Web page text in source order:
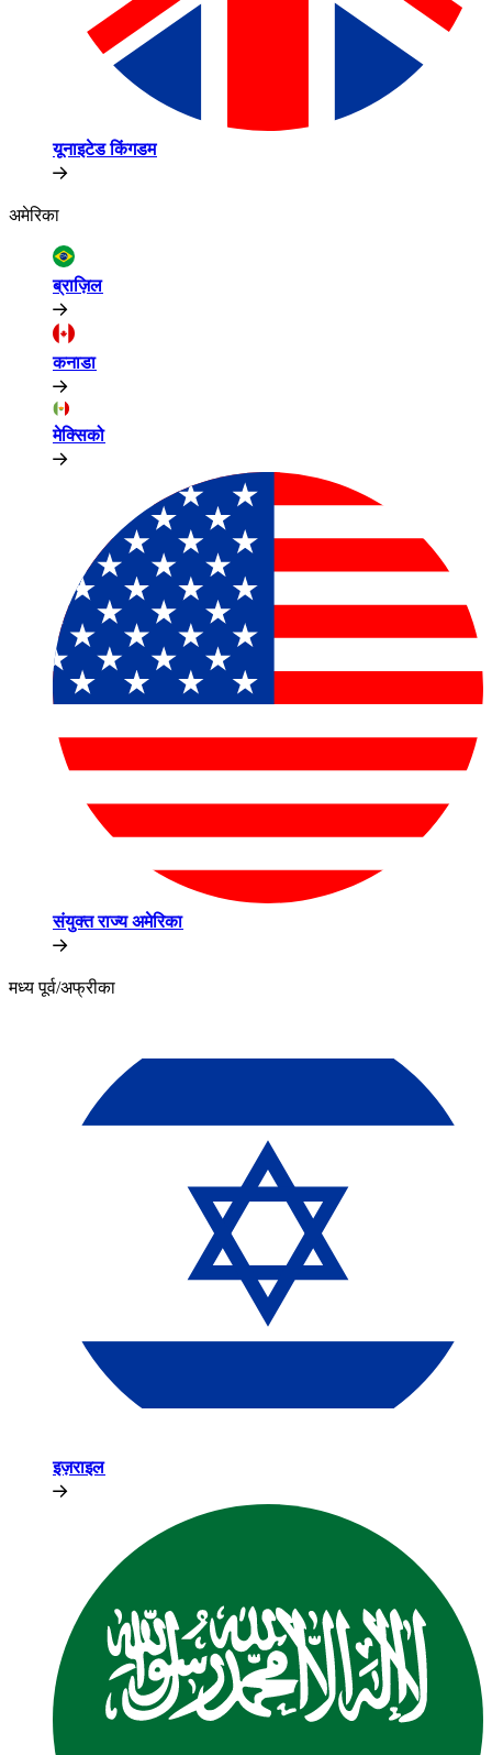
यूनाइटेड किंगडम​​
अमेरिका​​
ब्राज़िल​​
कनाडा​​
मेक्सिको​​
संयुक्त राज्य अमेरिका​​
मध्य पूर्व/अफ्रीका​​
इज़राइल​​